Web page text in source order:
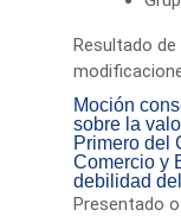
Resultado
Moción
sobre la
Primero del
Comercio y
debilidad
Presentado